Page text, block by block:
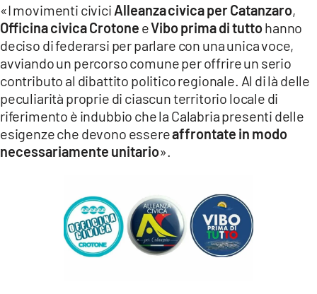
Network
LACPLAY.IT
LACTV.IT
LACONAIR.IT
LACITYMAG.IT
ILREGGINO.IT
ILVIBONESE.IT
CATANZAROCHANNEL.IT
«I movimenti civici AlleanzacivicaperCatanzaro,
OfficinacivicaCrotone eVibo prima di tuttohanno
deciso di federarsi per parlare con una unica voce,
avviando un percorso comune per offrire un serio
contributo al dibattito politico regionale. Al di là delle
peculiarità proprie di ciascun territorio locale di
riferimento è indubbio che la Calabria presenti delle
esigenze che devono essereaffrontate in modo
necessariamente unitario».